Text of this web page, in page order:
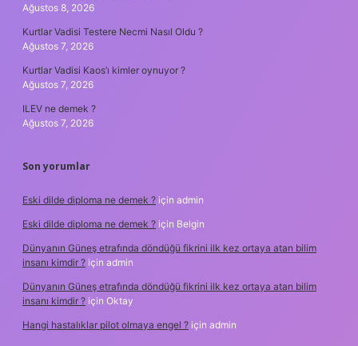
Ağustos 8, 2026
Kurtlar Vadisi Testere Necmi Nasıl Oldu ?
Ağustos 7, 2026
Kurtlar Vadisi Kaos’ı kimler oynuyor ?
Ağustos 7, 2026
ILEV ne demek ?
Ağustos 7, 2026
Son yorumlar
Eski dilde diploma ne demek ? için admin
Eski dilde diploma ne demek ? için Belgin
Dünyanın Güneş etrafında döndüğü fikrini ilk kez ortaya atan bilim
insanı kimdir ? için admin
Dünyanın Güneş etrafında döndüğü fikrini ilk kez ortaya atan bilim
insanı kimdir ? için Oktay
Hangi hastalıklar pilot olmaya engel ? için admin